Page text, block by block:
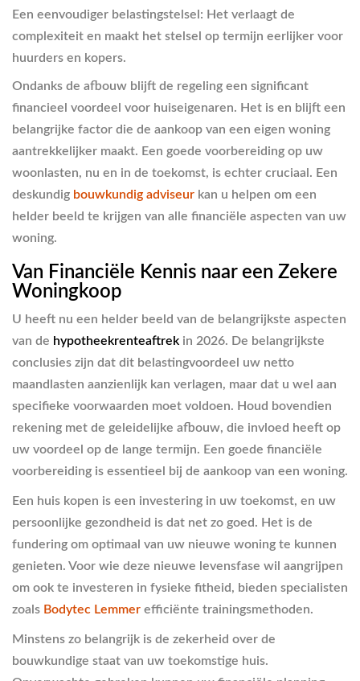
Een eenvoudiger belastingstelsel: Het verlaagt de
complexiteit en maakt het stelsel op termijn eerlijker voor
huurders en kopers.
Ondanks de afbouw blijft de regeling een significant
financieel voordeel voor huiseigenaren. Het is en blijft een
belangrijke factor die de aankoop van een eigen woning
aantrekkelijker maakt. Een goede voorbereiding op uw
woonlasten, nu en in de toekomst, is echter cruciaal. Een
deskundig bouwkundig adviseur kan u helpen om een
helder beeld te krijgen van alle financiële aspecten van uw
woning.
Van Financiële Kennis naar een Zekere
Woningkoop
U heeft nu een helder beeld van de belangrijkste aspecten
van de hypotheekrenteaftrek in 2026. De belangrijkste
conclusies zijn dat dit belastingvoordeel uw netto
maandlasten aanzienlijk kan verlagen, maar dat u wel aan
specifieke voorwaarden moet voldoen. Houd bovendien
rekening met de geleidelijke afbouw, die invloed heeft op
uw voordeel op de lange termijn. Een goede financiële
voorbereiding is essentieel bij de aankoop van een woning.
Een huis kopen is een investering in uw toekomst, en uw
persoonlijke gezondheid is dat net zo goed. Het is de
fundering om optimaal van uw nieuwe woning te kunnen
genieten. Voor wie deze nieuwe levensfase wil aangrijpen
om ook te investeren in fysieke fitheid, bieden specialisten
zoals Bodytec Lemmer efficiënte trainingsmethoden.
Minstens zo belangrijk is de zekerheid over de
bouwkundige staat van uw toekomstige huis.